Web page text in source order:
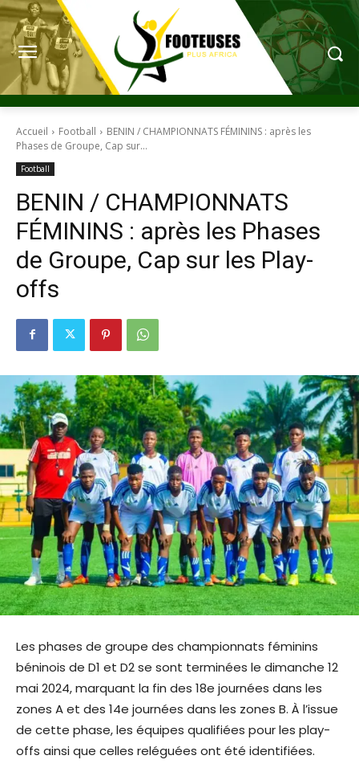
Accueil Football
BENIN / CHAMPIONNATS FÉMININS : après les
Phases de Groupe, Cap sur...
Football
BENIN / CHAMPIONNATS
FÉMININS : après les Phases
de Groupe, Cap sur les Play-
offs
Les phases de groupe des championnats féminins
béninois de D1 et D2 se sont terminées le dimanche 12
mai 2024, marquant la fin des 18e journées dans les
zones A et des 14e journées dans les zones B. À l’issue
de cette phase, les équipes qualifiées pour les play-
offs ainsi que celles reléguées ont été identifiées.